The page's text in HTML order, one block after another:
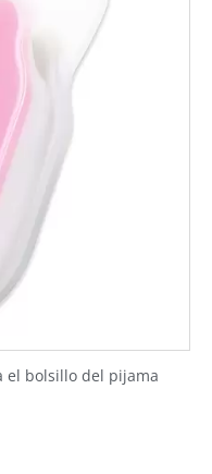
el bolsillo del pijama